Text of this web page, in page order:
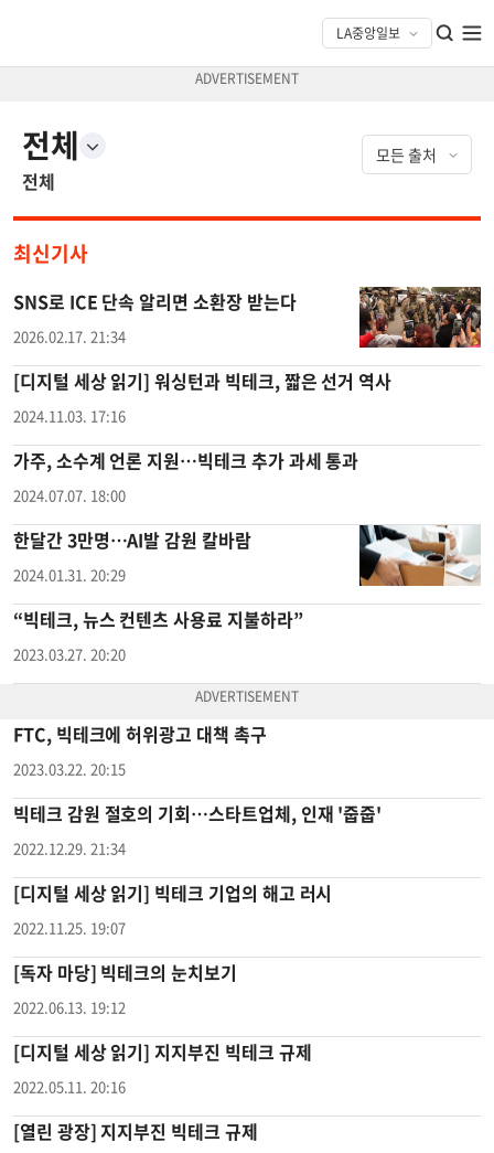
전체
전체
최신기사
SNS로 ICE 단속 알리면 소환장 받는다
2026.02.17. 21:34
[디지털 세상 읽기] 워싱턴과 빅테크, 짧은 선거 역사
2024.11.03. 17:16
가주, 소수계 언론 지원…빅테크 추가 과세 통과
2024.07.07. 18:00
한달간 3만명…AI발 감원 칼바람
2024.01.31. 20:29
“빅테크, 뉴스 컨텐츠 사용료 지불하라”
2023.03.27. 20:20
FTC, 빅테크에 허위광고 대책 촉구
2023.03.22. 20:15
빅테크 감원 절호의 기회…스타트업체, 인재 '줍줍'
2022.12.29. 21:34
[디지털 세상 읽기] 빅테크 기업의 해고 러시
2022.11.25. 19:07
[독자 마당] 빅테크의 눈치보기
2022.06.13. 19:12
[디지털 세상 읽기] 지지부진 빅테크 규제
2022.05.11. 20:16
[열린 광장] 지지부진 빅테크 규제